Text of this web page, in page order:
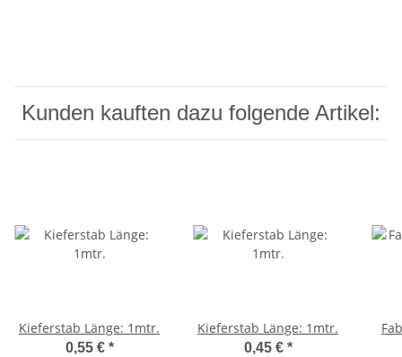
Kunden kauften dazu folgende Artikel:
Kieferstab Länge: 1mtr.
0,55 € *
Kieferstab Länge: 1mtr.
0,45 € *